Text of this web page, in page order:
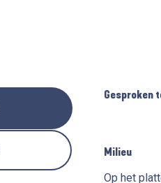
Gesproken
Gesproken
Milieu
Milieu
Op het